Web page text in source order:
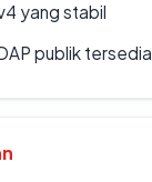
yang stabil
publik tersedia